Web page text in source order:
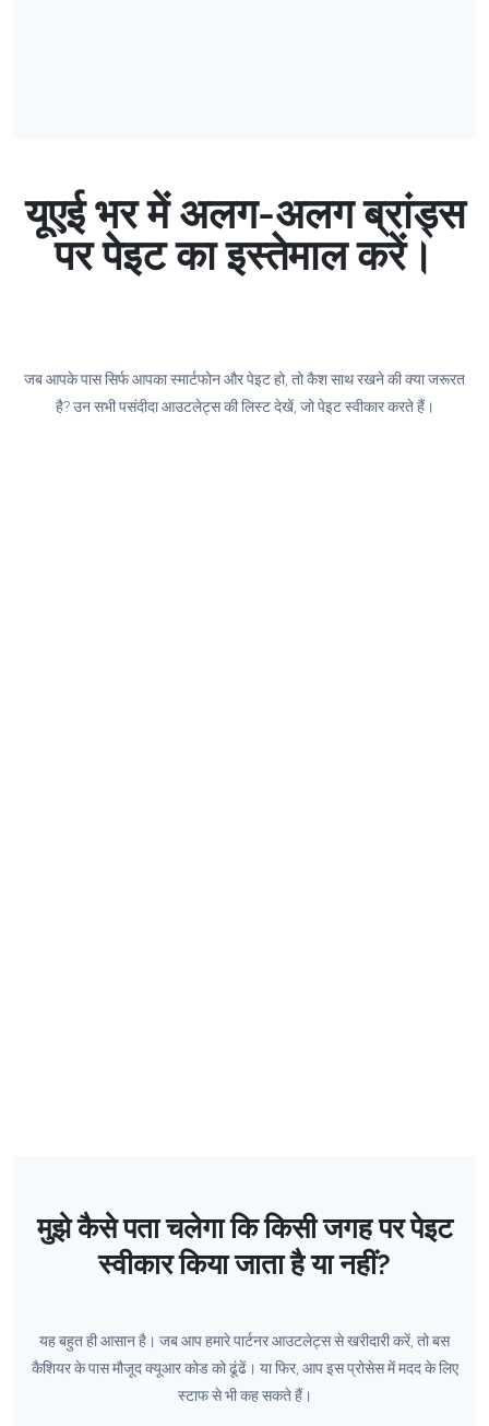
यूएई भर में अलग-अलग ब्रांड्स
पर पेइट का इस्तेमाल करें।
जब आपके पास सिर्फ आपका स्मार्टफोन और पेइट हो, तो कैश साथ रखने की क्या जरूरत
है? उन सभी पसंदीदा आउटलेट्स की लिस्ट देखें, जो पेइट स्वीकार करते हैं।
मुझे कैसे पता चलेगा कि किसी जगह पर पेइट
स्वीकार किया जाता है या नहीं?
यह बहुत ही आसान है। जब आप हमारे पार्टनर आउटलेट्स से खरीदारी करें, तो बस
कैशियर के पास मौजूद क्यूआर कोड को ढूंढें। या फिर, आप इस प्रोसेस में मदद के लिए
स्टाफ से भी कह सकते हैं।